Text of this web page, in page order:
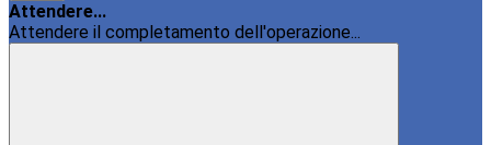
Attendere...
Attendere il completamento dell'operazione...